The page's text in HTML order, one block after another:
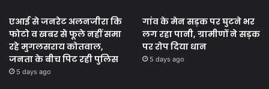
एआई से जनरेट अलनजीरा कि
फोटो व खबर से फूले नहीं समा
रहे मुगलसराय कोतवाल,
जनता के बीच पिट रही पुलिस
5 days ago
गांव के मेन सड़क पर घुटने भर
लग रहा पानी, ग्रामीणों ने सड़क
पर रोप दिया धान
5 days ago